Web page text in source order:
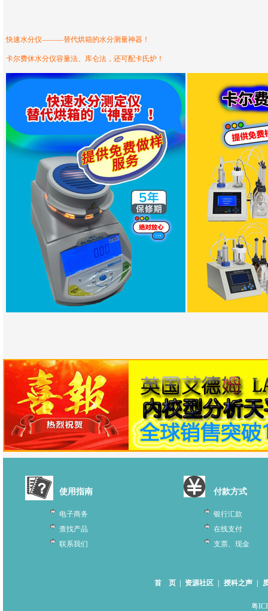
快速水分仪———替代烘箱的水分测量神器！
卡尔费休水分仪容量法、库仑法，还可配卡氏炉！
使用指南
电子商务
查找产品
联系我们
付款方式
银行汇款
在线支付
支票、现金
首 页 资源社区 授科之声
粤